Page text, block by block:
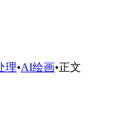
理•AI绘画•正文